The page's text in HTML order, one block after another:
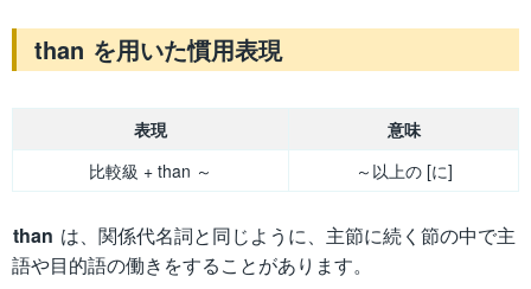
than を用いた慣用表現
表現
意味
比較級 + than ～
～以上の [に]
than は、関係代名詞と同じように、主節に続く節の中で主
語や目的語の働きをすることがあります。